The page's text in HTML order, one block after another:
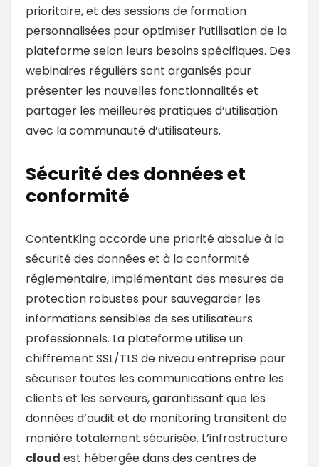
prioritaire, et des sessions de formation
personnalisées pour optimiser l’utilisation de la
plateforme selon leurs besoins spécifiques. Des
webinaires réguliers sont organisés pour
présenter les nouvelles fonctionnalités et
partager les meilleures pratiques d’utilisation
avec la communauté d’utilisateurs.
Sécurité des données et
conformité
ContentKing accorde une priorité absolue à la
sécurité des données et à la conformité
réglementaire, implémentant des mesures de
protection robustes pour sauvegarder les
informations sensibles de ses utilisateurs
professionnels. La plateforme utilise un
chiffrement SSL/TLS de niveau entreprise pour
sécuriser toutes les communications entre les
clients et les serveurs, garantissant que les
données d’audit et de monitoring transitent de
manière totalement sécurisée. L’infrastructure
cloud est hébergée dans des centres de